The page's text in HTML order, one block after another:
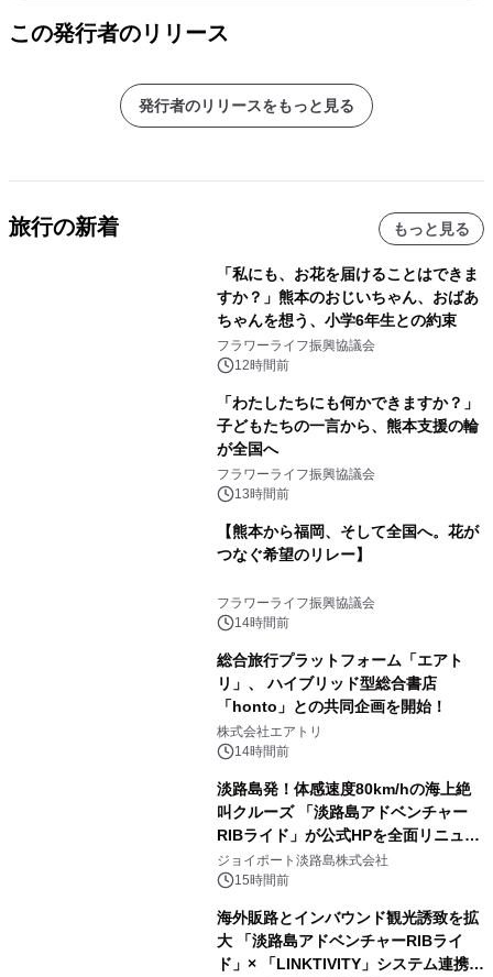
この発行者のリリース
発行者のリリースをもっと見る
旅行の新着 もっと見る
「私にも、お花を届けることはできま
すか？」熊本のおじいちゃん、おばあ
ちゃんを想う、小学6年生との約束
フラワーライフ振興協議会
12時間前
「わたしたちにも何かできますか？」
子どもたちの一言から、熊本支援の輪
が全国へ
フラワーライフ振興協議会
13時間前
【熊本から福岡、そして全国へ。花が
つなぐ希望のリレー】
フラワーライフ振興協議会
14時間前
総合旅行プラットフォーム「エアト
リ」、 ハイブリッド型総合書店
「honto」との共同企画を開始！
株式会社エアトリ
14時間前
淡路島発！体感速度80km/hの海上絶
叫クルーズ 「淡路島アドベンチャー
RIBライド」が公式HPを全面リニュー
アル！ ～スマホで即予約完了の「スマ
ート設計」へ刷新～
ジョイポート淡路島株式会社
15時間前
海外販路とインバウンド観光誘致を拡
大 「淡路島アドベンチャーRIBライ
ド」× 「LINKTIVITY」システム連携を